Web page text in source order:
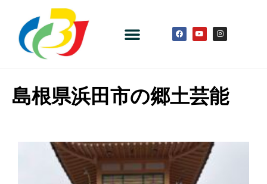
島根県浜田市の郷土芸能